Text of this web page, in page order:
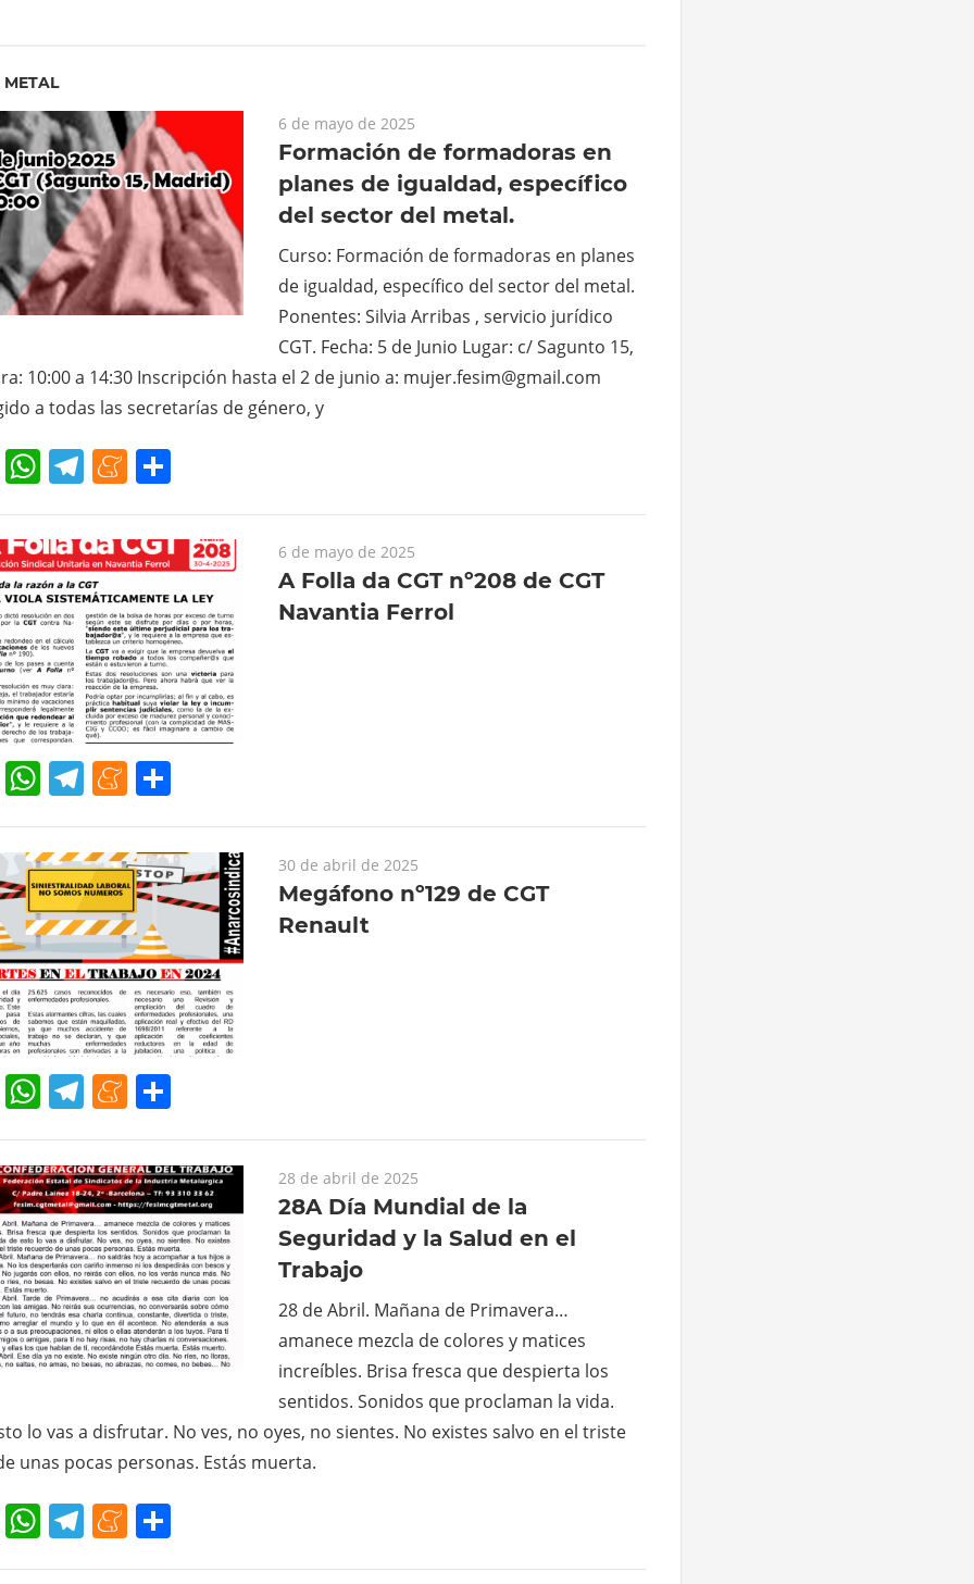
METAL
6 de mayo de 2025
Formación de formadoras en
planes de igualdad, específico
del sector del metal.
Curso: Formación de formadoras en planes
de igualdad, específico del sector del metal.
Ponentes: Silvia Arribas , servicio jurídico
CGT. Fecha: 5 de Junio Lugar: c/ Sagunto 15,
10:00 a 14:30 Inscripción hasta el 2 de junio a: mujer.fesim@gmail.com
a todas las secretarías de género, y
WhatsApp
Telegram
Meneame
6 de mayo de 2025
A Folla da CGT nº208 de CGT
Navantia Ferrol
WhatsApp
Telegram
Meneame
30 de abril de 2025
Megáfono nº129 de CGT
Renault
WhatsApp
Telegram
Meneame
28 de abril de 2025
28A Día Mundial de la
Seguridad y la Salud en el
Trabajo
28 de Abril. Mañana de Primavera…
amanece mezcla de colores y matices
increíbles. Brisa fresca que despierta los
sentidos. Sonidos que proclaman la vida.
lo vas a disfrutar. No ves, no oyes, no sientes. No existes salvo en el triste
unas pocas personas. Estás muerta.
WhatsApp
Telegram
Meneame